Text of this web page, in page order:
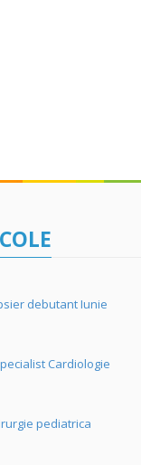
debutant Iunie
Cardiologie
pediatrica